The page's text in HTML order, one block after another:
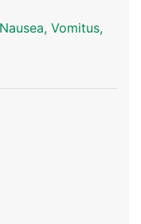
Vomitus,